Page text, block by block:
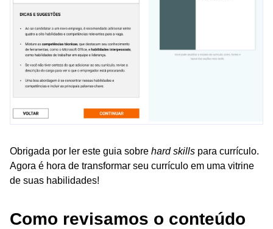
Obrigada por ler este guia sobre hard skills para currículo.
Agora é hora de transformar seu currículo em uma vitrine
de suas habilidades!
Como revisamos o conteúdo